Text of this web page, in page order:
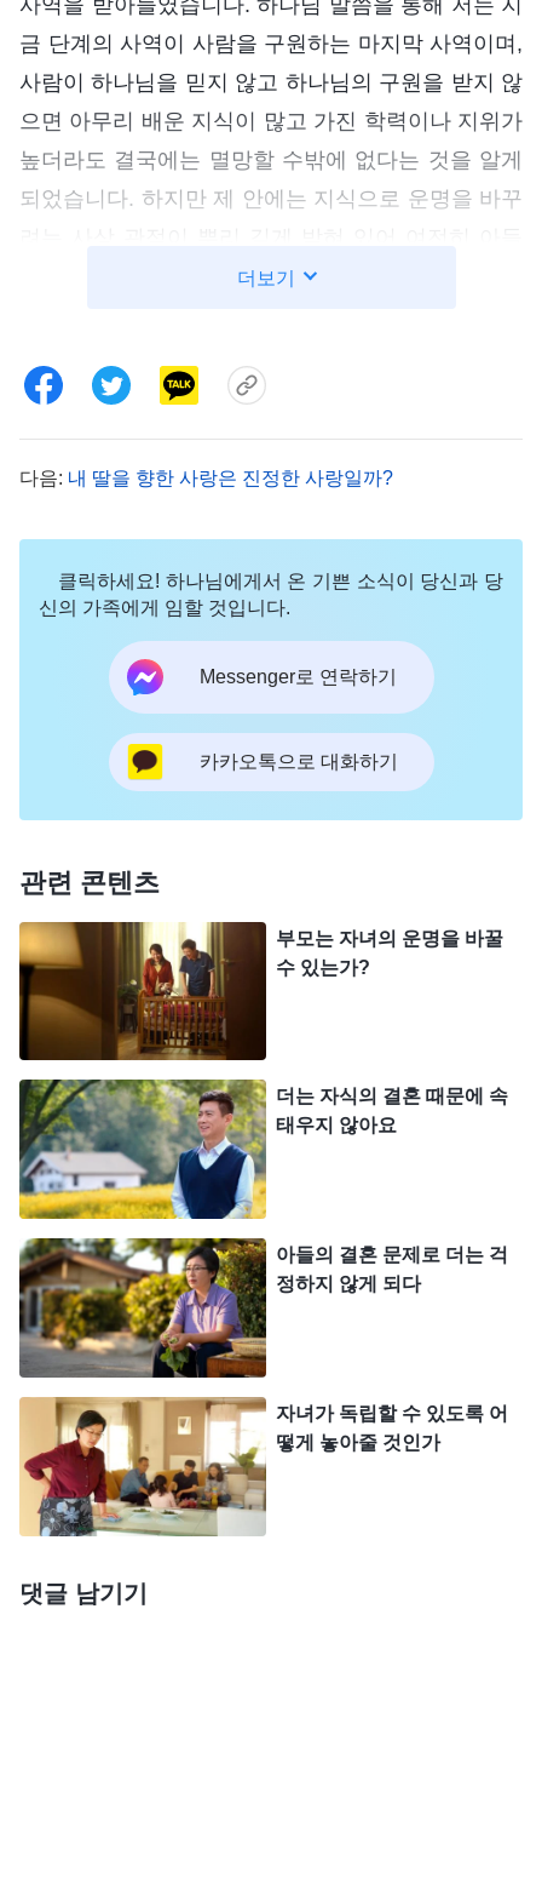
금 단계의 사역이 사람을 구원하는 마지막 사역이며,
사람이 하나님을 믿지 않고 하나님의 구원을 받지 않
으면 아무리 배운 지식이 많고 가진 학력이나 지위가
높더라도 결국에는 멸망할 수밖에 없다는 것을 알게
되었습니다. 하지만 제 안에는 지식으로 운명을 바꾸
이 장래에 출세해서 가문을 빛낼 수 있으리라 기대했
저는 무척 의아했습니다. ‘군인은 고된 직업인데 무
야 좋은 직장에 들어갈 수 있고, 그래야 높은 직위와
는 절대로 아들의 뜻을 따를 수 없었습니다. 그래서
좋은 말로 타일렀습니다. “아들아, 넌 머리가 아주 좋
잖니. 선생님도 네가 칭화대나 베이징대에 갈 재목이
라고 하셨어. 이제 2년만 있으면 대입인데, 지금 자퇴
하고 입대하면 평생 후회할 거야. 군대에서 전역하면
어딜 가도 노동자로 배치받을 거라 미래가 불투명해.
대학 졸업장이 있어야 좋은 직장에 들어가서 적어도
사무실에 앉아서 일할 수 있단다. 관리자가 되는 거
적으로 성공하고 지위를 가져야 이 사회에서 발붙이
고 살 수 있는 거야. 요즘 사회는 경쟁이 치열해서 지
식이나 졸업장이 없으면 하층민일 뿐이야. 엄마도 다
네 장래를 생각해서 하는 말이란다.” 저의 거듭된 설
득에 아이는 마지못해 계속 학교에 다녔습니다. 어느
날 아침, 남편이 학교에 가기 싫다며 집에서 꼼지락
대는 아들을 때리자, 아들은 바로 집을 나가 버렸고,
밤늦게서야 겨우 찾아서 데리고 왔습니다. 저는 아이
가 공부하기 싫어서 군대에 가고 싶어 한다는 것을
알았지만, 그대로 둘 수는 없었습니다. 제가 온갖 말
로 구슬린 끝에 아들은 마지못해 학교에 가겠다고 약
속했습니다. 그 당시 아들은 매일 시름에 잠겨 우리
와 말도 섞으려 하지 않았습니다. 하지만 저는 ‘네가
지금은 이해하지 못하겠지만, 나중에 성공하는 날이
오면 우리의 깊은 뜻을 알게 될 거다.’라고 생각했습
니다. 그 후 아이는 정말로 대학에 합격했고, 저는 무
척 기뻤습니다. 수년간의 기대에 부응하는 결과였습
때문에 다시 골머리를 앓게 되었습니다. 집에는 아이
더보기
다음: 내 딸을 향한 사랑은 진정한 사랑일까?
클릭하세요! 하나님에게서 온 기쁜 소식이 당신과 당
신의 가족에게 임할 것입니다.
Messenger로 연락하기
카카오톡으로 대화하기
관련 콘텐츠
부모는 자녀의 운명을 바꿀
수 있는가?
더는 자식의 결혼 때문에 속
태우지 않아요
아들의 결혼 문제로 더는 걱
정하지 않게 되다
자녀가 독립할 수 있도록 어
떻게 놓아줄 것인가
댓글 남기기